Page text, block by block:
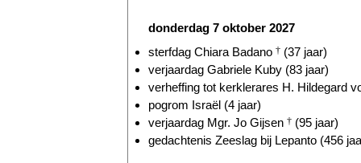
donderdag 7 oktober 2027
sterfdag Chiara Badano † (37 jaar)
verjaardag Gabriele Kuby (83 jaar)
verheffing tot kerklerares H. Hildegard
pogrom Israël (4 jaar)
verjaardag Mgr. Jo Gijsen † (95 jaar)
gedachtenis Zeeslag bij Lepanto (456